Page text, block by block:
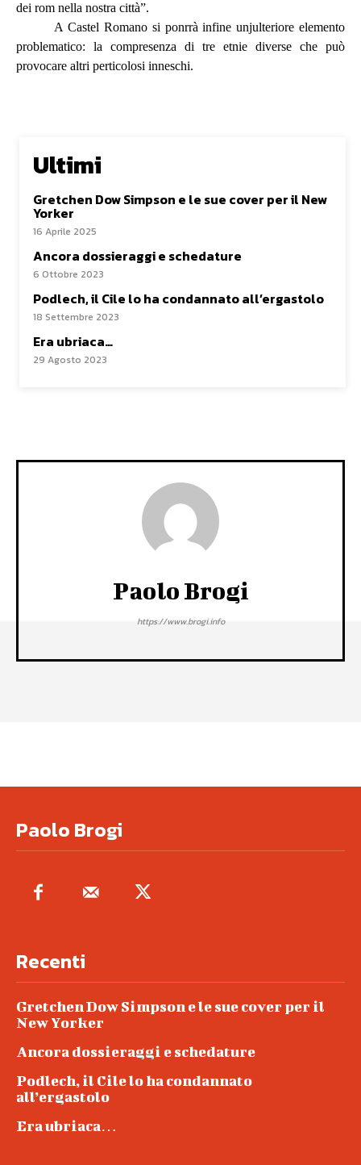
dei rom nella nostra città”.
A Castel Romano si ponrrà infine unjulteriore elemento
problematico: la compresenza di tre etnie diverse che può
provocare altri perticolosi inneschi.
Ultimi
Gretchen Dow Simpson e le sue cover per il New
Yorker
16 Aprile 2025
Ancora dossieraggi e schedature
6 Ottobre 2023
Podlech, il Cile lo ha condannato all’ergastolo
18 Settembre 2023
Era ubriaca…
29 Agosto 2023
Paolo Brogi
https://www.brogi.info
Paolo Brogi
Recenti
Gretchen Dow Simpson e le sue cover per il
New Yorker
Ancora dossieraggi e schedature
Podlech, il Cile lo ha condannato
all’ergastolo
Era ubriaca…